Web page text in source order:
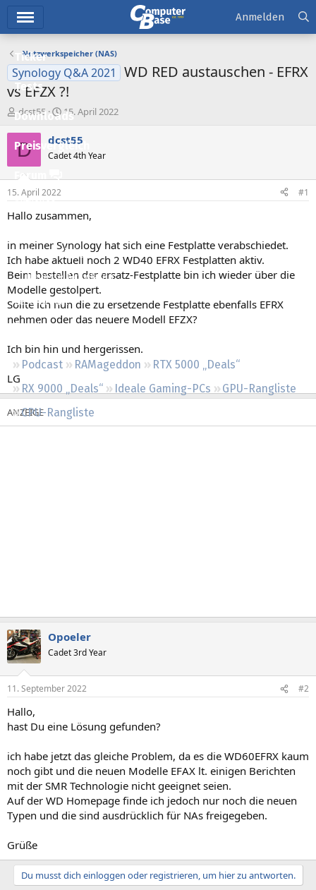
Ticker
Tests
Downloads
Preisvergleich
Forum
Aktuelles
Neue Beiträge
Neueste Aktivitäten
Leserartikel
Regeln
Podcast RAMageddon
RTX 5000 „Deals“
RX 9000 „Deals“
Ideale Gaming-PCs
GPU-Rangliste
CPU-Rangliste
Anmelden
Netzwerkspeicher (NAS)
Synology Q&A 2021
WD RED austauschen - EFRX
vs EFZX ?!
E
r
s
t
e
r
dcst55
E
r
s
t
e
t
a
15. April 2022
D dcst55
Cadet 4th Year
15. April 2022 #1
Hallo zusammen,
in meiner Synology hat sich eine Festplatte verabschiedet.
Ich habe aktuell noch 2 WD40 EFRX Festplatten aktiv.
Beim bestellen der ersatz-Festplatte bin ich wieder über die
Modelle gestolpert.
Sollte ich nun die zu ersetzende Festplatte ebenfalls EFRX
nehmen oder das neuere Modell EFZX?
Ich bin hin und hergerissen.
LG
Opoeler
Cadet 3rd Year
11. September 2022 #2
Hallo,
hast Du eine Lösung gefunden?
ich habe jetzt das gleiche Problem, da es die WD60EFRX kaum
noch gibt und die neuen Modelle EFAX lt. einigen Berichten
mit der SMR Technologie nicht geeignet seien.
Auf der WD Homepage finde ich jedoch nur noch die neuen
Typen und die sind ausdrücklich für NAs freigegeben.
Grüße
Du musst dich einloggen oder registrieren, um hier zu antworten.